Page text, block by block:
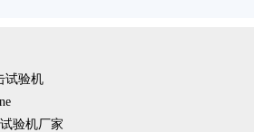
试验机
验机厂家